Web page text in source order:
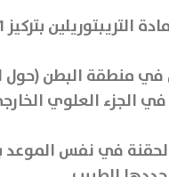
في منطقة البطن (حول
الجزء العلوي
في نفس